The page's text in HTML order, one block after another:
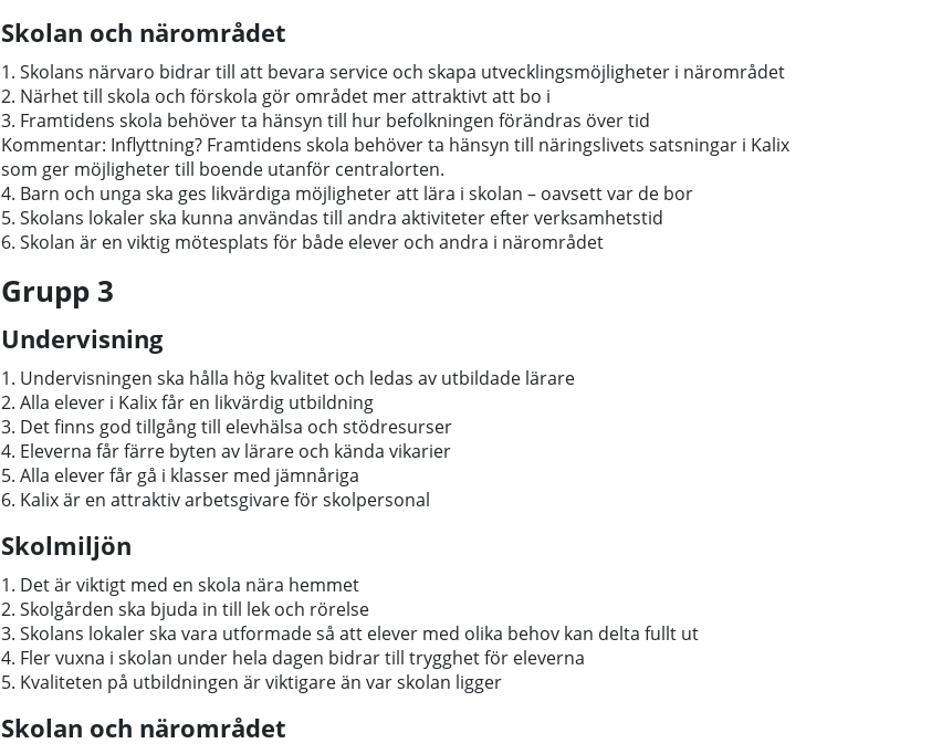
Skolan och närområdet
1. Skolans närvaro bidrar till att bevara service och skapa utvecklingsmöjligheter i närområdet
2. Närhet till skola och förskola gör området mer attraktivt att bo i
3. Framtidens skola behöver ta hänsyn till hur befolkningen förändras över tid
Kommentar: Inflyttning? Framtidens skola behöver ta hänsyn till näringslivets satsningar i Kalix
som ger möjligheter till boende utanför centralorten.
4. Barn och unga ska ges likvärdiga möjligheter att lära i skolan – oavsett var de bor
5. Skolans lokaler ska kunna användas till andra aktiviteter efter verksamhetstid
6. Skolan är en viktig mötesplats för både elever och andra i närområdet
Grupp 3
Undervisning
1. Undervisningen ska hålla hög kvalitet och ledas av utbildade lärare
2. Alla elever i Kalix får en likvärdig utbildning
3. Det finns god tillgång till elevhälsa och stödresurser
4. Eleverna får färre byten av lärare och kända vikarier
5. Alla elever får gå i klasser med jämnåriga
6. Kalix är en attraktiv arbetsgivare för skolpersonal
Skolmiljön
1. Det är viktigt med en skola nära hemmet
2. Skolgården ska bjuda in till lek och rörelse
3. Skolans lokaler ska vara utformade så att elever med olika behov kan delta fullt ut
4. Fler vuxna i skolan under hela dagen bidrar till trygghet för eleverna
5. Kvaliteten på utbildningen är viktigare än var skolan ligger
Skolan och närområdet